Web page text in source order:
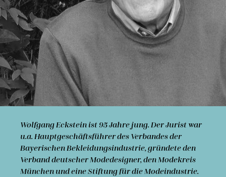
Wolfgang Eckstein ist 95 Jahre jung. Der Jurist war
u.a. Hauptgeschäftsführer des Verbandes der
Bayerischen Bekleidungsindustrie, gründete den
Verband deut­scher Mo­de­desig­ner, den Mo­de­kreis
München und eine Stif­tung für die Modeindustrie.